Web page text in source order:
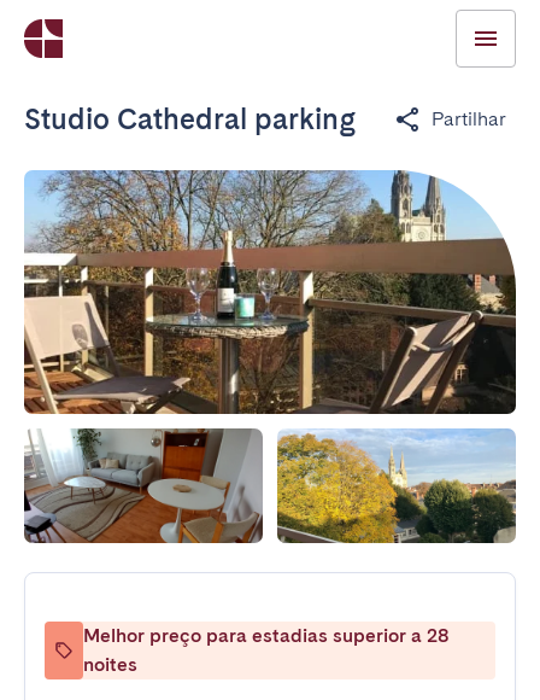
Studio Cathedral parking Partilhar
Melhor preço para estadias superior a 28
noites